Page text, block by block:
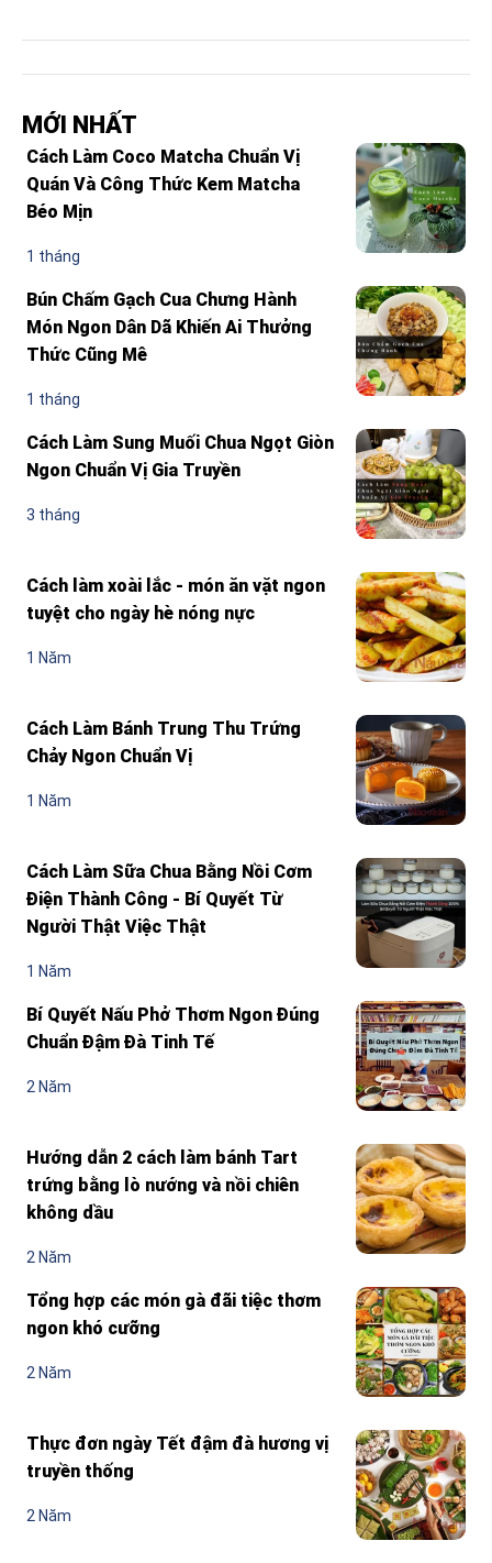
MỚI NHẤT
Cách Làm Coco Matcha Chuẩn Vị
Quán Và Công Thức Kem Matcha
Béo Mịn
1 tháng
Bún Chấm Gạch Cua Chưng Hành
Món Ngon Dân Dã Khiến Ai Thưởng
Thức Cũng Mê
1 tháng
Cách Làm Sung Muối Chua Ngọt Giòn
Ngon Chuẩn Vị Gia Truyền
3 tháng
Cách làm xoài lắc - món ăn vặt ngon
tuyệt cho ngày hè nóng nực
1 Năm
Cách Làm Bánh Trung Thu Trứng
Chảy Ngon Chuẩn Vị
1 Năm
Cách Làm Sữa Chua Bằng Nồi Cơm
Điện Thành Công - Bí Quyết Từ
Người Thật Việc Thật
1 Năm
Bí Quyết Nấu Phở Thơm Ngon Đúng
Chuẩn Đậm Đà Tinh Tế
2 Năm
Hướng dẫn 2 cách làm bánh Tart
trứng bằng lò nướng và nồi chiên
không dầu
2 Năm
Tổng hợp các món gà đãi tiệc thơm
ngon khó cưỡng
2 Năm
Thực đơn ngày Tết đậm đà hương vị
truyền thống
2 Năm